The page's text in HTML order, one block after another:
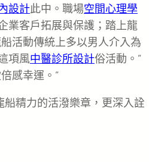
設計此中。職場空間心理學
業客戶拓展與保護；踏上龍
活動傳統上多以男人介入為
項風中醫診所設計俗活動。”
感幸運。”
船精力的活潑樂章，更深入詮